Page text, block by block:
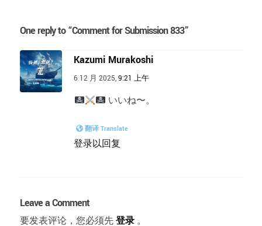
One reply to “Comment for Submission 833”
Kazumi Murakoshi
6 12 月 2025,9:21 上午
いいね〜。
翻译 Translate
登录以回复
Leave a Comment
要发表评论，您必须先 登录 。